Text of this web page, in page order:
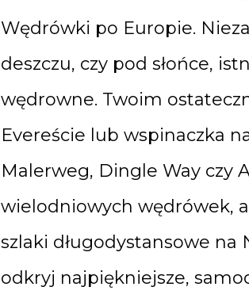
Wędrówki po Europie.
deszczu, czy pod słońce,
wędrowne. Twoim
Evereście lub wspinaczka
Malerweg, Dingle Way czy
wielodniowych wędrówek,
szlaki długodystansowe na
odkryj najpiękniejsze,